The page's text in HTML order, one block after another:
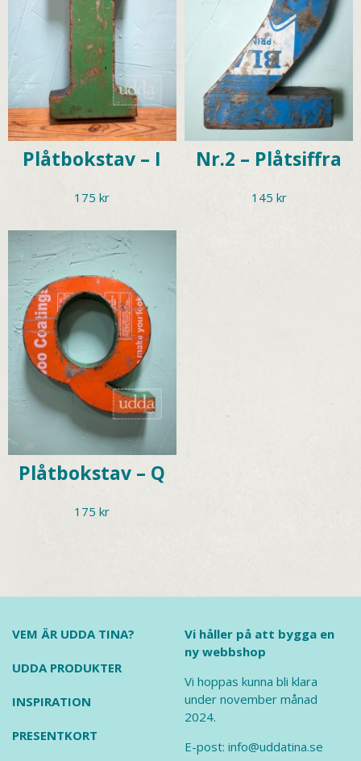
Plåtbokstav – I
175kr
Nr.2 – Plåtsiffra
145 kr
Plåtbokstav – Q
175kr
VEM ÄR UDDA TINA?
UDDA PRODUKTER
INSPIRATION
PRESENTKORT
Vi håller på att bygga en
ny webbshop
Vi hoppas kunna bli klara
under november månad
2024.
E-post: info@uddatina.se